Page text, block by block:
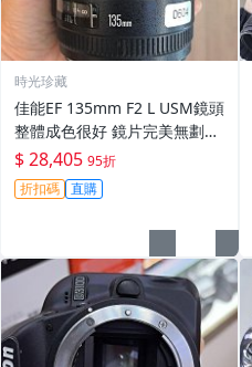
時光珍藏
佳能EF 135mm F2 L USM鏡頭
整體成色很好 鏡片完美無劃痕
功能一切正常 無拆修無-3430
$ 28,405 95折
折扣碼 直購